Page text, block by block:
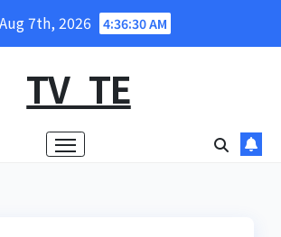
7th, 2026 4:36:31 AM
TV_TE